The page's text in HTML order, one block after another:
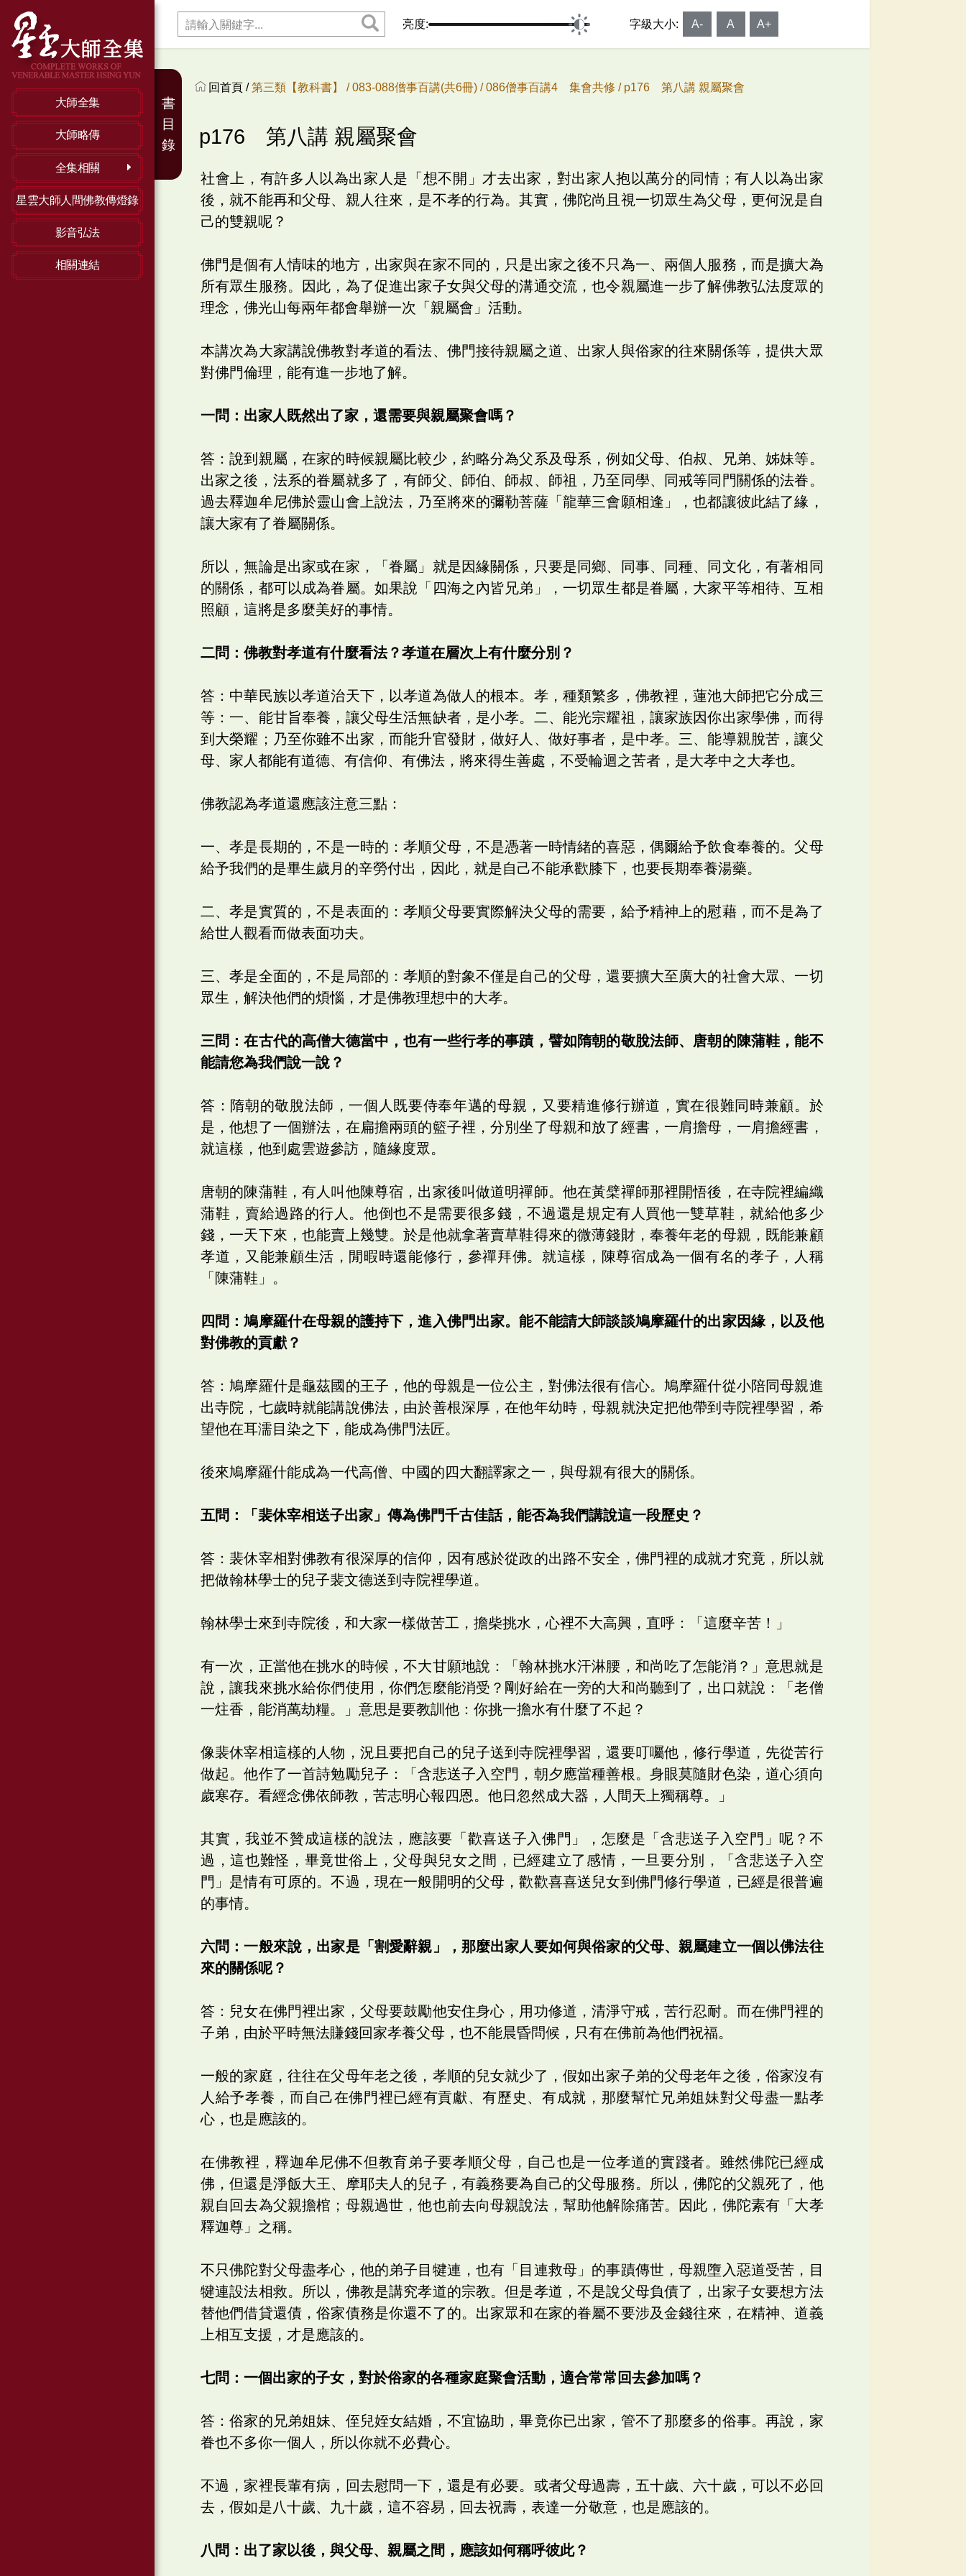
大師全集
大師略傳
全集相關
星雲大師人間佛教傳燈錄
影音弘法
相關連結
亮度: 字級大小: A- A A+
回首頁 /第三類【教科書】 /083-088僧事百講(共6冊) /086僧事百講4 集會共修 / p176 第八講 親屬聚會
p176 第八講 親屬聚會
社會上，有許多人以為出家人是「想不開」才去出家，對出家人抱以萬分的同情；有人以為出家
後，就不能再和父母、親人往來，是不孝的行為。其實，佛陀尚且視一切眾生為父母，更何況是自
己的雙親呢？
佛門是個有人情味的地方，出家與在家不同的，只是出家之後不只為一、兩個人服務，而是擴大為
所有眾生服務。因此，為了促進出家子女與父母的溝通交流，也令親屬進一步了解佛教弘法度眾的
理念，佛光山每兩年都會舉辦一次「親屬會」活動。
本講次為大家講說佛教對孝道的看法、佛門接待親屬之道、出家人與俗家的往來關係等，提供大眾
對佛門倫理，能有進一步地了解。
一問：出家人既然出了家，還需要與親屬聚會嗎？
答：說到親屬，在家的時候親屬比較少，約略分為父系及母系，例如父母、伯叔、兄弟、姊妹等。
出家之後，法系的眷屬就多了，有師父、師伯、師叔、師祖，乃至同學、同戒等同門關係的法眷。
過去釋迦牟尼佛於靈山會上說法，乃至將來的彌勒菩薩「龍華三會願相逢」，也都讓彼此結了緣，
讓大家有了眷屬關係。
所以，無論是出家或在家，「眷屬」就是因緣關係，只要是同鄉、同事、同種、同文化，有著相同
的關係，都可以成為眷屬。如果說「四海之內皆兄弟」，一切眾生都是眷屬，大家平等相待、互相
照顧，這將是多麼美好的事情。
二問：佛教對孝道有什麼看法？孝道在層次上有什麼分別？
答：中華民族以孝道治天下，以孝道為做人的根本。孝，種類繁多，佛教裡，蓮池大師把它分成三
等：一、能甘旨奉養，讓父母生活無缺者，是小孝。二、能光宗耀祖，讓家族因你出家學佛，而得
到大榮耀；乃至你雖不出家，而能升官發財，做好人、做好事者，是中孝。三、能導親脫苦，讓父
母、家人都能有道德、有信仰、有佛法，將來得生善處，不受輪迴之苦者，是大孝中之大孝也。
佛教認為孝道還應該注意三點：
一、孝是長期的，不是一時的：孝順父母，不是憑著一時情緒的喜惡，偶爾給予飲食奉養的。父母
給予我們的是畢生歲月的辛勞付出，因此，就是自己不能承歡膝下，也要長期奉養湯藥。
二、孝是實質的，不是表面的：孝順父母要實際解決父母的需要，給予精神上的慰藉，而不是為了
給世人觀看而做表面功夫。
三、孝是全面的，不是局部的：孝順的對象不僅是自己的父母，還要擴大至廣大的社會大眾、一切
眾生，解決他們的煩惱，才是佛教理想中的大孝。
三問：在古代的高僧大德當中，也有一些行孝的事蹟，譬如隋朝的敬脫法師、唐朝的陳蒲鞋，能不
能請您為我們說一說？
答：隋朝的敬脫法師，一個人既要侍奉年邁的母親，又要精進修行辦道，實在很難同時兼顧。於
是，他想了一個辦法，在扁擔兩頭的籃子裡，分別坐了母親和放了經書，一肩擔母，一肩擔經書，
就這樣，他到處雲遊參訪，隨緣度眾。
唐朝的陳蒲鞋，有人叫他陳尊宿，出家後叫做道明禪師。他在黃檗禪師那裡開悟後，在寺院裡編織
蒲鞋，賣給過路的行人。他倒也不是需要很多錢，不過還是規定有人買他一雙草鞋，就給他多少
錢，一天下來，也能賣上幾雙。於是他就拿著賣草鞋得來的微薄錢財，奉養年老的母親，既能兼顧
孝道，又能兼顧生活，閒暇時還能修行，參禪拜佛。就這樣，陳尊宿成為一個有名的孝子，人稱
「陳蒲鞋」。
四問：鳩摩羅什在母親的護持下，進入佛門出家。能不能請大師談談鳩摩羅什的出家因緣，以及他
對佛教的貢獻？
答：鳩摩羅什是龜茲國的王子，他的母親是一位公主，對佛法很有信心。鳩摩羅什從小陪同母親進
出寺院，七歲時就能講說佛法，由於善根深厚，在他年幼時，母親就決定把他帶到寺院裡學習，希
望他在耳濡目染之下，能成為佛門法匠。
後來鳩摩羅什能成為一代高僧、中國的四大翻譯家之一，與母親有很大的關係。
五問：「裴休宰相送子出家」傳為佛門千古佳話，能否為我們講說這一段歷史？
答：裴休宰相對佛教有很深厚的信仰，因有感於從政的出路不安全，佛門裡的成就才究竟，所以就
把做翰林學士的兒子裴文德送到寺院裡學道。
翰林學士來到寺院後，和大家一樣做苦工，擔柴挑水，心裡不大高興，直呼：「這麼辛苦！」
有一次，正當他在挑水的時候，不大甘願地說：「翰林挑水汗淋腰，和尚吃了怎能消？」意思就是
說，讓我來挑水給你們使用，你們怎麼能消受？剛好給在一旁的大和尚聽到了，出口就說：「老僧
一炷香，能消萬劫糧。」意思是要教訓他：你挑一擔水有什麼了不起？
像裴休宰相這樣的人物，況且要把自己的兒子送到寺院裡學習，還要叮囑他，修行學道，先從苦行
做起。他作了一首詩勉勵兒子：「含悲送子入空門，朝夕應當種善根。身眼莫隨財色染，道心須向
歲寒存。看經念佛依師教，苦志明心報四恩。他日忽然成大器，人間天上獨稱尊。」
其實，我並不贊成這樣的說法，應該要「歡喜送子入佛門」，怎麼是「含悲送子入空門」呢？不
過，這也難怪，畢竟世俗上，父母與兒女之間，已經建立了感情，一旦要分別，「含悲送子入空
門」是情有可原的。不過，現在一般開明的父母，歡歡喜喜送兒女到佛門修行學道，已經是很普遍
的事情。
六問：一般來說，出家是「割愛辭親」，那麼出家人要如何與俗家的父母、親屬建立一個以佛法往
來的關係呢？
答：兒女在佛門裡出家，父母要鼓勵他安住身心，用功修道，清淨守戒，苦行忍耐。而在佛門裡的
子弟，由於平時無法賺錢回家孝養父母，也不能晨昏問候，只有在佛前為他們祝福。
一般的家庭，往往在父母年老之後，孝順的兒女就少了，假如出家子弟的父母老年之後，俗家沒有
人給予孝養，而自己在佛門裡已經有貢獻、有歷史、有成就，那麼幫忙兄弟姐妹對父母盡一點孝
心，也是應該的。
在佛教裡，釋迦牟尼佛不但教育弟子要孝順父母，自己也是一位孝道的實踐者。雖然佛陀已經成
佛，但還是淨飯大王、摩耶夫人的兒子，有義務要為自己的父母服務。所以，佛陀的父親死了，他
親自回去為父親擔棺；母親過世，他也前去向母親說法，幫助他解除痛苦。因此，佛陀素有「大孝
釋迦尊」之稱。
不只佛陀對父母盡孝心，他的弟子目犍連，也有「目連救母」的事蹟傳世，母親墮入惡道受苦，目
犍連設法相救。所以，佛教是講究孝道的宗教。但是孝道，不是說父母負債了，出家子女要想方法
替他們借貸還債，俗家債務是你還不了的。出家眾和在家的眷屬不要涉及金錢往來，在精神、道義
上相互支援，才是應該的。
七問：一個出家的子女，對於俗家的各種家庭聚會活動，適合常常回去參加嗎？
答：俗家的兄弟姐妹、侄兒姪女結婚，不宜協助，畢竟你已出家，管不了那麼多的俗事。再說，家
眷也不多你一個人，所以你就不必費心。
不過，家裡長輩有病，回去慰問一下，還是有必要。或者父母過壽，五十歲、六十歲，可以不必回
去，假如是八十歲、九十歲，這不容易，回去祝壽，表達一分敬意，也是應該的。
八問：出了家以後，與父母、親屬之間，應該如何稱呼彼此？
書
目
錄